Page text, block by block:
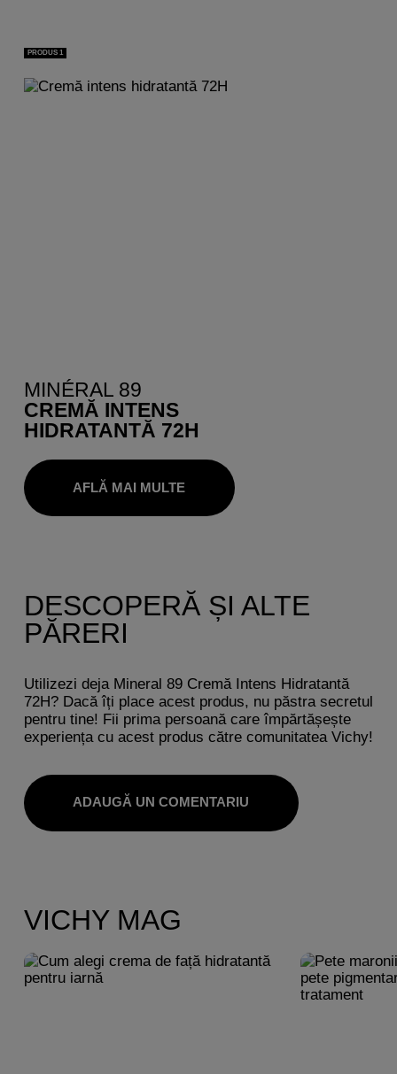
PRODUS 1
MINÉRAL 89
CREMĂ INTENS
HIDRATANTĂ 72H
AFLĂ MAI MULTE
DESCOPERĂ ȘI ALTE
PĂRERI
Utilizezi deja Mineral 89 Cremă Intens Hidratantă
72H? Dacă îți place acest produs, nu păstra secretul
pentru tine! Fii prima persoană care împărtășește
experiența cu acest produs către comunitatea Vichy!
ADAUGĂ UN COMENTARIU
VICHY MAG